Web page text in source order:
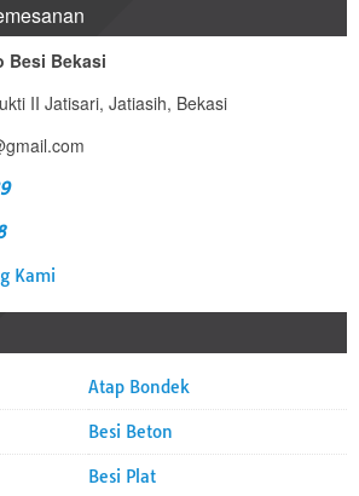
Besi Bekasi
II Jatisari, Jatiasih, Bekasi
Kami
Atap Bondek
Besi Beton
Besi Plat